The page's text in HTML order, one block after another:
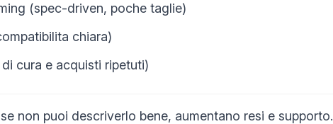
(spec-driven, poche taglie)
chiara)
cura e acquisti ripetuti)
non puoi descriverlo bene, aumentano resi e supporto.